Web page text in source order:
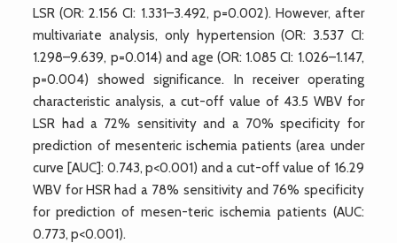
LSR (OR: 2.156 CI: 1.331–3.492, p=0.002). However, after
multivariate analysis, only hypertension (OR: 3.537 CI:
1.298–9.639, p=0.014) and age (OR: 1.085 CI: 1.026–1.147,
p=0.004) showed significance. In receiver operating
characteristic analysis, a cut-off value of 43.5 WBV for
LSR had a 72% sensitivity and a 70% specificity for
prediction of mesenteric ischemia patients (area under
curve [AUC]: 0.743, p<0.001) and a cut-off value of 16.29
WBV for HSR had a 78% sensitivity and 76% specificity
for prediction of mesen-teric ischemia patients (AUC:
0.773, p<0.001).